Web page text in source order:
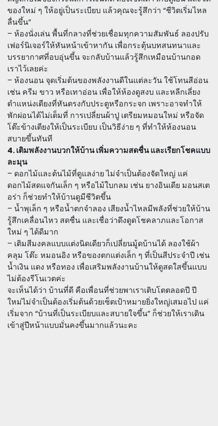
ของใหม่ ๆ ให้อยู่เป็นระเบียบ แล้วคุณจะรู้สึกว่า “ชีวิตเริ่มไหล
ลื่นขึ้น”
– ห้องนั่งเล่น พื้นที่กลางที่ช่วยเชื่อมทุกความสัมพันธ์ ลองปรับ
เฟอร์นิเจอร์ให้หันหน้าเข้าหากัน เพื่อกระตุ้นบทสนทนาและ
บรรยากาศที่อบอุ่นขึ้น จะกลับบ้านแล้วรู้สึกเหมือนบ้านกอด
เราไว้เลยค่ะ
– ห้องนอน จุดเริ่มต้นของพลังงานดีในแต่ละวัน ใช้โทนสีอ่อน
เช่น ครีม ขาว หรือเทาอ่อน เพื่อให้ห้องดูสงบ และหลีกเลี่ยง
ตำแหน่งเตียงที่หันตรงกับประตูหรือกระจก เพราะอาจทำให้
พักผ่อนได้ไม่เต็มที่ การเปลี่ยนผ้าปู เตรียมหมอนใหม่ หรือจัด
โต๊ะข้างเตียงให้เป็นระเบียบ เป็นวิธีง่าย ๆ ที่ทำให้ห้องนอน
สบายขึ้นทันที
4. เติมพลังงานบวกให้บ้าน เพิ่มความสดชื่น และเรียกโชคแบบ
ละมุน
– ดอกไม้และต้นไม้ที่ดูแลง่าย ไม่จำเป็นต้องจัดใหญ่ แค่
ดอกไม้สดแจกันเล็ก ๆ หรือไม้ใบกลม เช่น ยางอินเดีย มอนสเต
อร่า ก็ช่วยทำให้บ้านดูมีชีวิตขึ้น
– น้ำพุเล็ก ๆ หรือน้ำตกจำลอง เสียงน้ำไหลมีพลังที่ช่วยให้บ้าน
รู้สึกเคลื่อนไหว สดชื่น และเชื่อว่าดึงดูดโชคลาภและโอกาส
ใหม่ ๆ ได้ดีมาก
– เติมสีมงคลแบบแต่งนิดเดียวก็เปลี่ยนมู้ดบ้านได้ ลองใช้ผ้า
คลุม โต๊ะ หมอนอิง หรือของตกแต่งเล็ก ๆ ที่เป็นสีประจำปี เช่น
น้ำเงิน แดง หรือทอง เพื่อเสริมพลังงานบ้านให้ดูสดใสขึ้นแบบ
ไม่ต้องรีโนเวตค่ะ
จะเห็นได้ว่า บ้านที่ดี คือเพื่อนที่ช่วยพาเราเติบโตตลอดปี ปี
ใหม่ไม่จำเป็นต้องเริ่มต้นด้วยเซ็ตเป้าหมายยิ่งใหญ่เสมอไป แค่
เริ่มจาก “บ้านที่เป็นระเบียบและสบายใจขึ้น” ก็ช่วยให้เราเดิน
เข้าสู่ปีหน้าแบบมั่นคงขึ้นมากแล้วนะคะ